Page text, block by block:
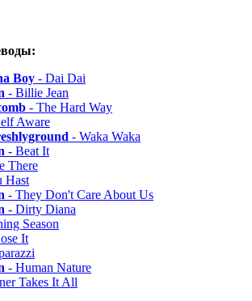
Boy - Dai Dai
- Billie Jean
- The Hard Way
Aware
- Waka Waka
- Beat It
There
Hast
- They Don't Care About Us
- Dirty Diana
Season
It
- Human Nature
Takes It All